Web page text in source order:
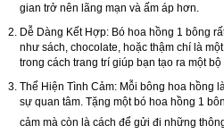
gian trở nên lãng mạn và ấm áp hơn.
Dễ Dàng Kết Hợp: Bó hoa hồng 1 bông
như sách, chocolate, hoặc thậm chí là
trong cách trang trí giúp bạn tạo ra một
Thể Hiện Tình Cảm: Mỗi bông hoa hồng
sự quan tâm. Tặng một bó hoa hồng 1
cảm mà còn là cách để gửi đi những